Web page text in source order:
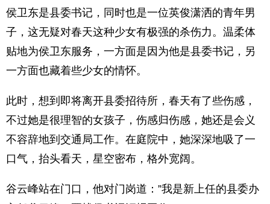
侯卫东是县委书记，同时也是一位英俊潇洒的青年男
子，这无疑对春天这种少女有极强的杀伤力。温柔体
贴地为侯卫东服务，一方面是因为他是县委书记，另
一方面也藏着些少女的情怀。
此时，想到即将离开县委招待所，春天有了些伤感，
不过她是很理智的女孩子，伤感归伤感，她还是会义
不容辞地到交通局工作。在庭院中，她深深地吸了一
口气，抬头看天，星空密布，格外宽阔。
谷云峰站在门口，他对门岗道：”我是新上任的县委办